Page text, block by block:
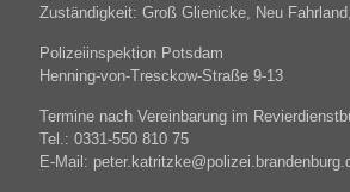
Zuständigkeit: Groß Glienicke, Neu
Polizeiinspektion Potsdam
Henning-von-Tresckow-Straße 9-13
Termine nach Vereinbarung im
Tel.: 0331-550 810 75
E-Mail: